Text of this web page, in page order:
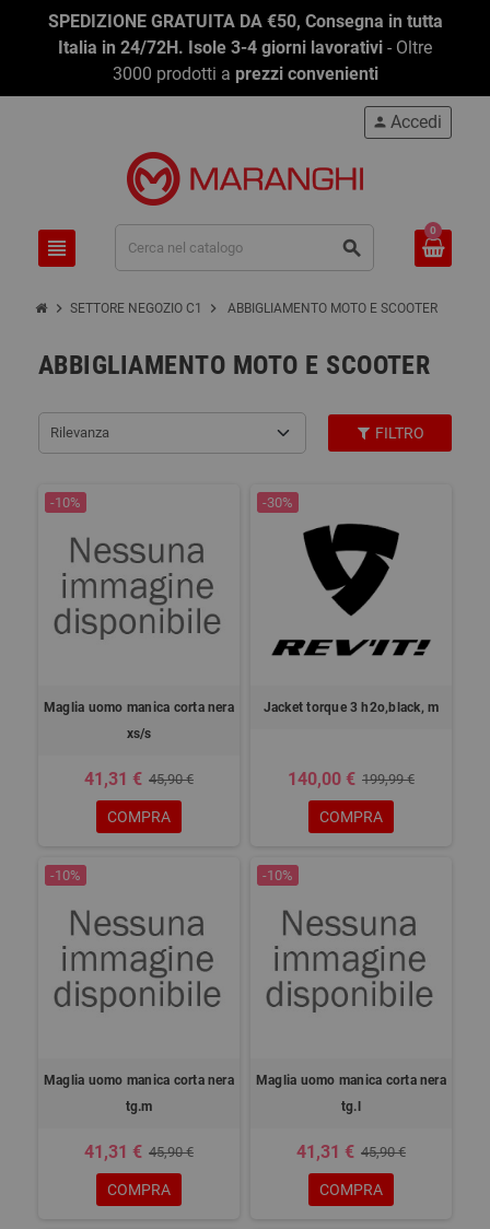
SPEDIZIONE GRATUITA DA €50, Consegna in tutta
Italia in 24/72H. Isole 3-4 giorni lavorativi - Oltre
3000 prodotti a prezzi convenienti
view_headline search
person Accedi
0
chevron_right SETTORE NEGOZIO C1 chevron_right ABBIGLIAMENTO MOTO E SCOOTER
ABBIGLIAMENTO MOTO E SCOOTER
Rilevanza FILTRO
-10%
Maglia uomo manica corta nera
xs/s
41,31 € 45,90 €
COMPRA
-30%
Jacket torque 3 h2o,black, m
140,00 € 199,99 €
COMPRA
-10%
Maglia uomo manica corta nera
tg.m
41,31 € 45,90 €
COMPRA
-10%
Maglia uomo manica corta nera
tg.l
41,31 € 45,90 €
COMPRA